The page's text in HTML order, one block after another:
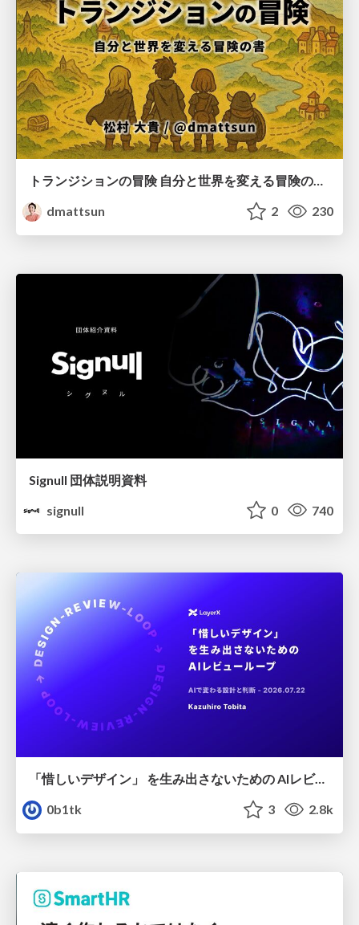
トランジションの冒険 自分と世界を変える冒険の書 / Transition Adventure
dmattsun
2 230
Signull 団体説明資料
signull
0 740
「惜しいデザイン」 を生み出さないための AIレビューループ
0b1tk
3 2.8k